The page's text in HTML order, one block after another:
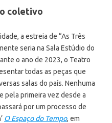
coletivo
a estreia de “As Três
seria na Sala Estúdio do
o ano de 2023, o Teatro
todas as peças que
salas do país. Nenhuma
pela primeira vez desde a
por um processo de
O Espaço do Tempo, em